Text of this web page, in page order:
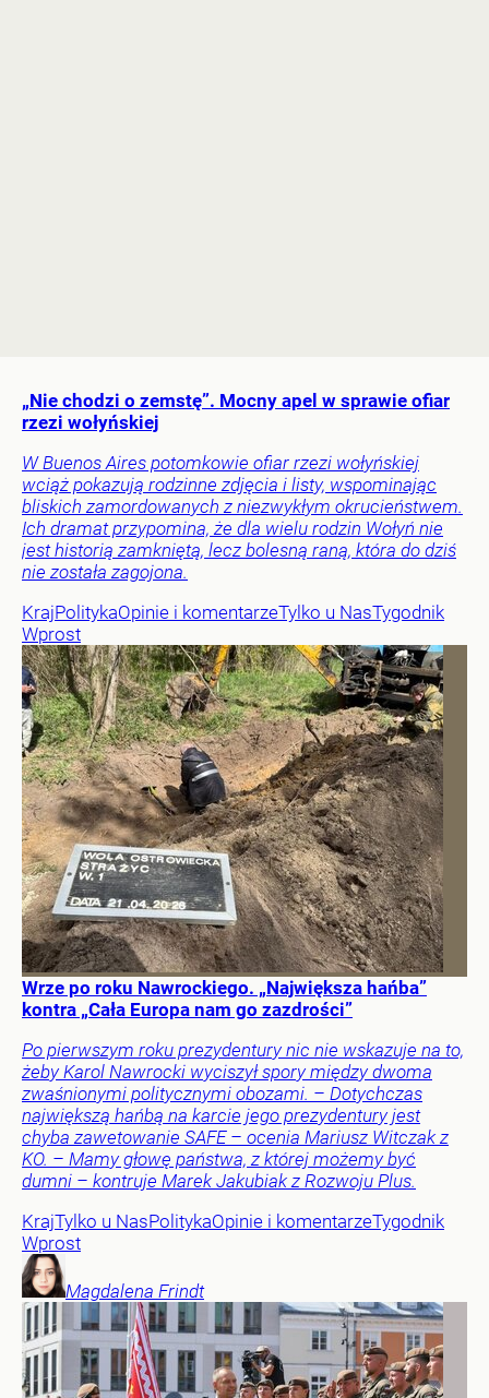
„Nie chodzi o zemstę”. Mocny apel w sprawie ofiar
rzezi wołyńskiej
W Buenos Aires potomkowie ofiar rzezi wołyńskiej
wciąż pokazują rodzinne zdjęcia i listy, wspominając
bliskich zamordowanych z niezwykłym okrucieństwem.
Ich dramat przypomina, że dla wielu rodzin Wołyń nie
jest historią zamkniętą, lecz bolesną raną, która do dziś
nie została zagojona.
KrajPolitykaOpinie i komentarzeTylko u NasTygodnik
Wprost
Wrze po roku Nawrockiego. „Największa hańba”
kontra „Cała Europa nam go zazdrości”
Po pierwszym roku prezydentury nic nie wskazuje na to,
żeby Karol Nawrocki wyciszył spory między dwoma
zwaśnionymi politycznymi obozami. – Dotychczas
największą hańbą na karcie jego prezydentury jest
chyba zawetowanie SAFE – ocenia Mariusz Witczak z
KO. – Mamy głowę państwa, z której możemy być
dumni – kontruje Marek Jakubiak z Rozwoju Plus.
KrajTylko u NasPolitykaOpinie i komentarzeTygodnik
Wprost
Magdalena Frindt